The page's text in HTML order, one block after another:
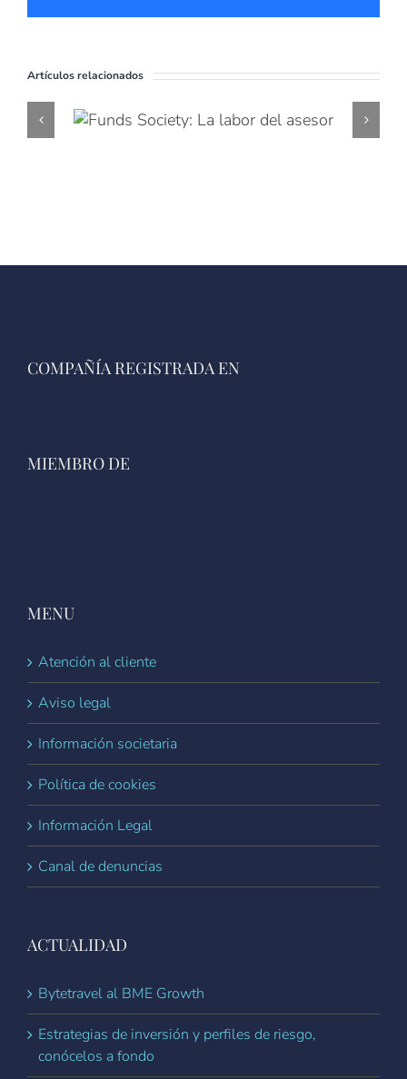
Artículos relacionados
COMPAÑÍA REGISTRADA EN
MIEMBRO DE
MENU
Atención al cliente
Aviso legal
Información societaria
Política de cookies
Información Legal
Canal de denuncias
ACTUALIDAD
Bytetravel al BME Growth
Estrategias de inversión y perfiles de riesgo,
conócelos a fondo